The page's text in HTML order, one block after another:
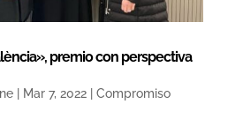
premio con perspectiva
| Mar 7, 2022| Compromiso